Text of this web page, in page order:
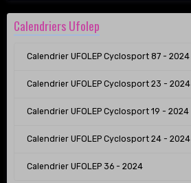
Calendriers Ufolep
Calendrier UFOLEP Cyclosport 87 - 2024
Calendrier UFOLEP Cyclosport 23 - 2024
Calendrier UFOLEP Cyclosport 19 - 2024
Calendrier UFOLEP Cyclosport 24 - 2024
Calendrier UFOLEP 36 - 2024